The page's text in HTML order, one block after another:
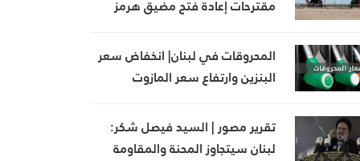
مقترحات إعادة فتح مضيق هرمز
المحروقات في لبنان| انخفاض سعر
البنزين وارتفاع سعر المازوت
تقرير مصور | السيد فيصل شكر:
لبنان سيتجاوز المحنة والمقاومة